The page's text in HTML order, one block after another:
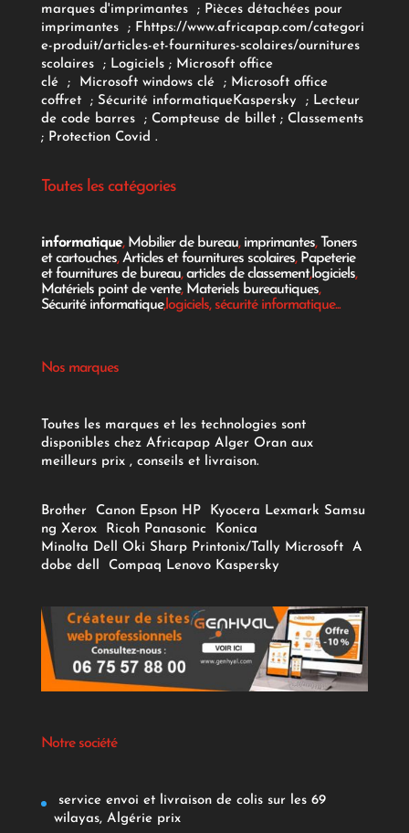
marques d'imprimantes
; Pièces détachées pour
imprimantes
; Fhttps://www.africapap.com/categori
e-produit/articles-et-fournitures-scolaires/ournitures
scolaires; Logiciels ; Microsoft office
clé
; Microsoft windows clé; Microsoft office
coffret ; Sécurité informatiqueKaspersky ; Lecteur
de code barres
; Compteuse de billet; Classements
; Protection Covid .
Toutes les catégories
informatique, Mobilier de bureau, imprimantes, Toners
et cartouches,Articles et fournitures scolaires, Papeterie
et fournitures de bureau,articles de classement,logiciels,
Matériels point de vente, Materiels bureautiques,
Sécurité informatique,logiciels, sécurité informatique...
Nos marques
Toutes les marques et les technologies sont
disponibles chez Africapap Alger Oran aux
meilleurs prix , conseils et livraison.
Brother Canon Epson HP Kyocera Lexmark Samsu
ng Xerox Ricoh Panasonic
Konica
Minolta Dell Oki Sharp Printonix/Tally Microsoft
A
dobe dell Compaq Lenovo Kaspersky
Notre société
service envoi et livraison de colis sur les 69
wilayas, Algérie prix